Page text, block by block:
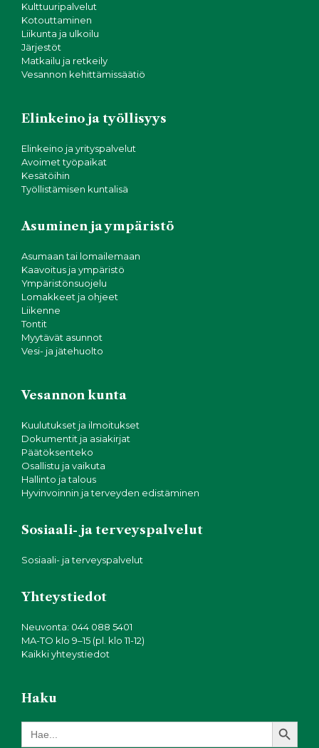
Kulttuuripalvelut
Kotouttaminen
Liikunta ja ulkoilu
Järjestöt
Matkailu ja retkeily
Vesannon kehittämissäätiö
Elinkeino ja työllisyys
Elinkeino ja yrityspalvelut
Avoimet työpaikat
Kesätöihin
Työllistämisen kuntalisä
Asuminen ja ympäristö
Asumaan tai lomailemaan
Kaavoitus ja ympäristö
Ympäristönsuojelu
Lomakkeet ja ohjeet
Liikenne
Tontit
Myytävät asunnot
Vesi- ja jätehuolto
Vesannon kunta
Kuulutukset ja ilmoitukset
Dokumentit ja asiakirjat
Päätöksenteko
Osallistu ja vaikuta
Hallinto ja talous
Hyvinvoinnin ja terveyden edistäminen
Sosiaali- ja terveyspalvelut
Sosiaali- ja terveyspalvelut
Yhteystiedot
Neuvonta: 044 088 5401
MA-TO klo 9–15 (pl. klo 11-12)
Kaikki yhteystiedot
Haku
Search
for:
Search Button